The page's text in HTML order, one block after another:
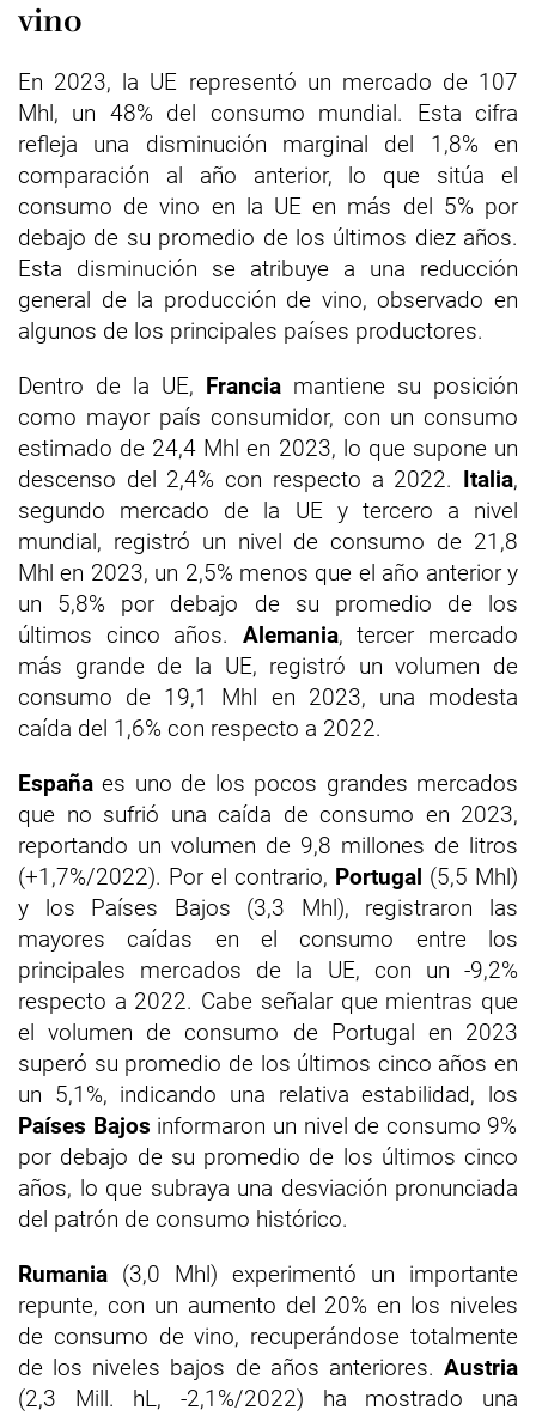
vino
En 2023, la UE representó un mercado de 107
Mhl, un 48% del consumo mundial. Esta cifra
refleja una disminución marginal del 1,8% en
comparación al año anterior, lo que sitúa el
consumo de vino en la UE en más del 5% por
debajo de su promedio de los últimos diez años.
Esta disminución se atribuye a una reducción
general de la producción de vino, observado en
algunos de los principales países productores.
Dentro de la UE, Francia mantiene su posición
como mayor país consumidor, con un consumo
estimado de 24,4 Mhl en 2023, lo que supone un
descenso del 2,4% con respecto a 2022. Italia,
segundo mercado de la UE y tercero a nivel
mundial, registró un nivel de consumo de 21,8
Mhl en 2023, un 2,5% menos que el año anterior y
un 5,8% por debajo de su promedio de los
últimos cinco años. Alemania, tercer mercado
más grande de la UE, registró un volumen de
consumo de 19,1 Mhl en 2023, una modesta
caída del 1,6% con respecto a 2022.
España es uno de los pocos grandes mercados
que no sufrió una caída de consumo en 2023,
reportando un volumen de 9,8 millones de litros
(+1,7%/2022). Por el contrario, Portugal (5,5 Mhl)
y los Países Bajos (3,3 Mhl), registraron las
mayores caídas en el consumo entre los
principales mercados de la UE, con un -9,2%
respecto a 2022. Cabe señalar que mientras que
el volumen de consumo de Portugal en 2023
superó su promedio de los últimos cinco años en
un 5,1%, indicando una relativa estabilidad, los
Países Bajos informaron un nivel de consumo 9%
por debajo de su promedio de los últimos cinco
años, lo que subraya una desviación pronunciada
del patrón de consumo histórico.
Rumania (3,0 Mhl) experimentó un importante
repunte, con un aumento del 20% en los niveles
de consumo de vino, recuperándose totalmente
de los niveles bajos de años anteriores. Austria
(2,3 Mill. hL, -2,1%/2022) ha mostrado una